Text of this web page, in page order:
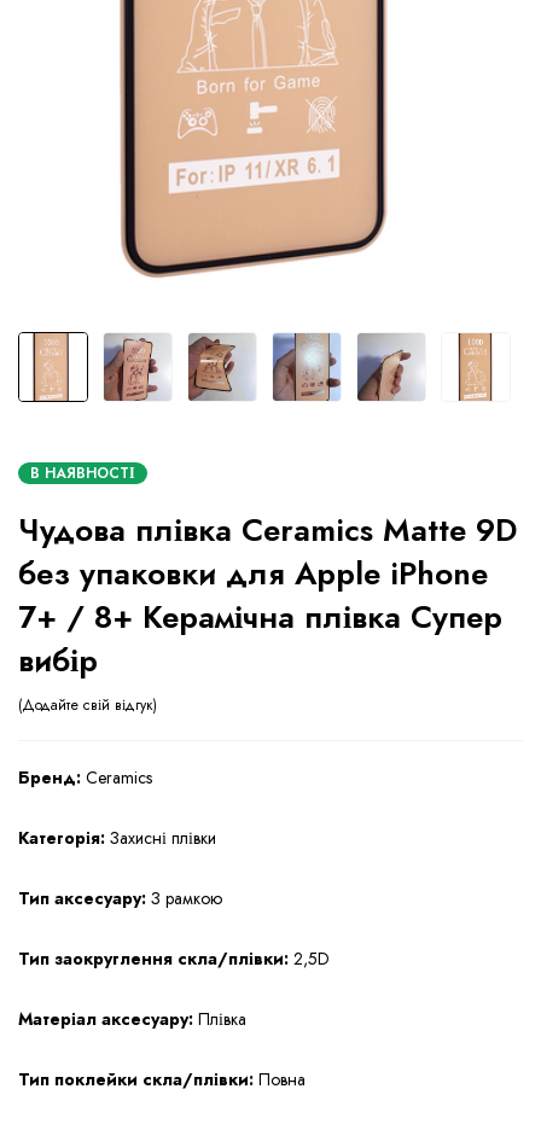
В НАЯВНОСТІ
Чудова плівка Ceramics Matte 9D
без упаковки для Apple iPhone
7+ / 8+ Керамічна плівка Супер
вибір
Додайте свій відгук
Бренд: Ceramics
Категорія: Захисні плівки
Тип аксесуару: З рамкою
Тип заокруглення скла/плівки: 2,5D
Матеріал аксесуару: Плівка
Тип поклейки скла/плівки: Повна